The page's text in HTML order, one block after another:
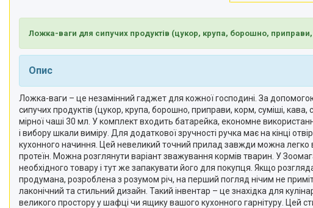
Ложка-ваги для сипучих продуктів (цукор, крупа, борошно,
Опис
Ложка-ваги – це незамінний гаджет для кожної господині. За
сипучих продуктів (цукор, крупа, борошно, приправи, корм, суміші,
мірної чаші 30 мл. У комплект входить батарейка, економне
і вибору шкали виміру. Для додаткової зручності ручка має на кінці
кухонного начиння. Цей невеликий точний прилад завжди можна
протеїн. Можна розглянути варіант зважування кормів тварин. У
необхідного товару і тут же запакувати його для покупця. Якщо
продумана, розроблена з розумом річ, на перший погляд нічим не
лаконічний та стильний дизайн. Такий інвентар – це знахідка для
великого простору у шафці чи ящику вашого кухонного гарнітуру. Цей